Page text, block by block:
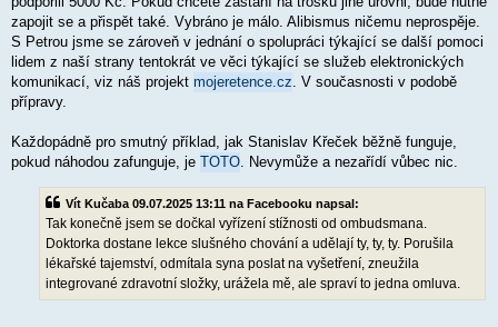
zapojit se a přispět také. Vybráno je málo. Alibismus ničemu neprospěje.
S Petrou jsme se zároveň v jednání o spolupráci týkající se další pomoci
lidem z naší strany tentokrát ve věci týkající se služeb elektronických
komunikací, viz náš projekt mojeretence.cz. V současnosti v podobě
přípravy.
Každopádně pro smutný příklad, jak Stanislav Křeček běžně funguje,
pokud náhodou zafunguje, je TOTO. Nevymůže a nezařídí vůbec nic.
Vít Kučaba 09.07.2025 13:11 na Facebooku napsal:
Tak konečně jsem se dočkal vyřízení stížnosti od ombudsmana.
Doktorka dostane lekce slušného chování a udělají ty, ty, ty. Porušila
lékařské tajemství, odmítala syna poslat na vyšetření, zneužila
integrované zdravotní složky, urážela mě, ale spraví to jedna omluva.